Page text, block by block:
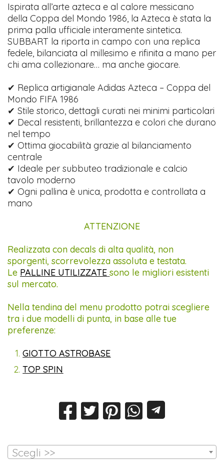
Ispirata all’arte azteca e al calore messicano
della Coppa del Mondo 1986, la Azteca è stata la
prima palla ufficiale interamente sintetica.
SUBBART la riporta in campo con una replica
fedele, bilanciata al millesimo e rifinita a mano per
chi ama collezionare… ma anche giocare.
✔ Replica artigianale Adidas Azteca – Coppa del
Mondo FIFA 1986
✔ Stile storico, dettagli curati nei minimi particolari
✔ Decal resistenti, brillantezza e colori che durano
nel tempo
✔ Ottima giocabilità grazie al bilanciamento
centrale
✔ Ideale per subbuteo tradizionale e calcio
tavolo moderno
✔ Ogni pallina è unica, prodotta e controllata a
mano
ATTENZIONE
Realizzata con decals di alta qualità, non
sporgenti, scorrevolezza assoluta e testata.
Le PALLINE UTILIZZATE sono le migliori esistenti
sul mercato.
Nella tendina del menu prodotto potrai scegliere
tra i due modelli di punta, in base alle tue
preferenze:
GIOTTO ASTROBASE
TOP SPIN
Scegli >>